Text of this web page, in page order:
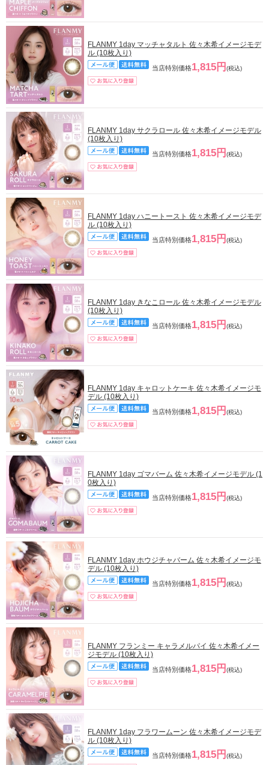
FLANMY 1day マッチャタルト 佐々木希イメージモデ
ル (10枚入り)
当店特別価格1,815円 (税込)
FLANMY 1day サクラロール 佐々木希イメージモデル
(10枚入り)
当店特別価格1,815円 (税込)
FLANMY 1day ハニートースト 佐々木希イメージモデ
ル (10枚入り)
当店特別価格1,815円 (税込)
FLANMY 1day きなこロール 佐々木希イメージモデル
(10枚入り)
当店特別価格1,815円 (税込)
FLANMY 1day キャロットケーキ 佐々木希イメージモ
デル (10枚入り)
当店特別価格1,815円 (税込)
FLANMY 1day ゴマバーム 佐々木希イメージモデル (1
0枚入り)
当店特別価格1,815円 (税込)
FLANMY 1day ホウジチャバーム 佐々木希イメージモ
デル (10枚入り)
当店特別価格1,815円 (税込)
FLANMY フランミー キャラメルパイ 佐々木希イメー
ジモデル (10枚入り)
当店特別価格1,815円 (税込)
FLANMY 1day フラワームーン 佐々木希イメージモデ
ル (10枚入り)
当店特別価格1,815円 (税込)